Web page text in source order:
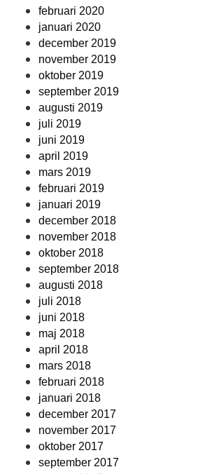
februari 2020
januari 2020
december 2019
november 2019
oktober 2019
september 2019
augusti 2019
juli 2019
juni 2019
april 2019
mars 2019
februari 2019
januari 2019
december 2018
november 2018
oktober 2018
september 2018
augusti 2018
juli 2018
juni 2018
maj 2018
april 2018
mars 2018
februari 2018
januari 2018
december 2017
november 2017
oktober 2017
september 2017